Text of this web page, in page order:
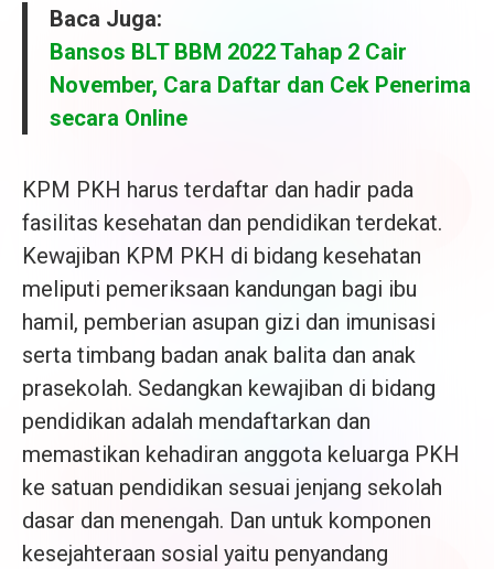
Baca Juga:
Bansos BLT BBM 2022 Tahap 2 Cair
November, Cara Daftar dan Cek Penerima
secara Online
KPM PKH harus terdaftar dan hadir pada
fasilitas kesehatan dan pendidikan terdekat.
Kewajiban KPM PKH di bidang kesehatan
meliputi pemeriksaan kandungan bagi ibu
hamil, pemberian asupan gizi dan imunisasi
serta timbang badan anak balita dan anak
prasekolah. Sedangkan kewajiban di bidang
pendidikan adalah mendaftarkan dan
memastikan kehadiran anggota keluarga PKH
ke satuan pendidikan sesuai jenjang sekolah
dasar dan menengah. Dan untuk komponen
kesejahteraan sosial yaitu penyandang